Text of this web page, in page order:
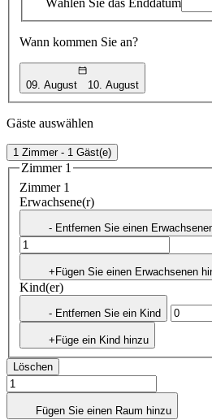
Wann kommen Sie an?
09. August 10. August
Gäste auswählen
1 Zimmer - 1 Gäst(e)
Zimmer 1
Zimmer 1
Erwachsene(r)
- Entfernen Sie einen
+Fügen Sie einen Erwachsenen
Kind(er)
- Entfernen Sie ein Kind
+Füge ein Kind hinzu
Löschen
Fügen Sie einen Raum hinzu